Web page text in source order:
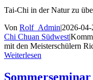
Tai-Chi in der Natur zu
Von Rolf_Admin|2026-
Chi Chuan Südwest|
mit den Meisterschülern
Weiterlesen